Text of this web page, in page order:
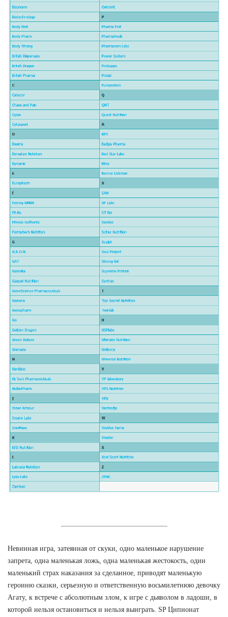
Невинная игра, затеянная от скуки, одно маленькое нарушение
запрета, одна маленькая ложь, одна маленькая жестокость, один
маленький страх наказания за сделанное, приводят маленькую
героиню сказки, серьезную и ответственную восьмилетнюю девочку
Агату, к встрече с абсолютным злом, к игре с дьяволом в ладоши, в
которой нельзя остановиться и нельзя выиграть. SP Ципионат